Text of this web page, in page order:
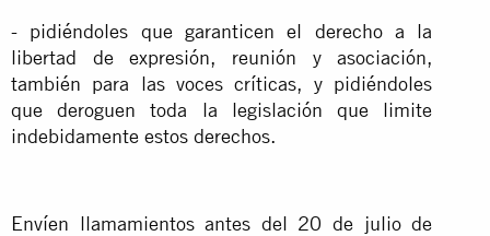
- pidiéndoles que garanticen el derecho a la
libertad de expresión, reunión y asociación,
también para las voces críticas, y pidiéndoles
que deroguen toda la legislación que limite
indebidamente estos derechos.
Envíen llamamientos antes del 20 de julio de